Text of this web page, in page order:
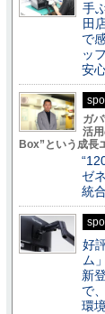
手
田
で
ッ
安
ガ
活
Box”という成長
ゼ
統
好
ム
新
で
環